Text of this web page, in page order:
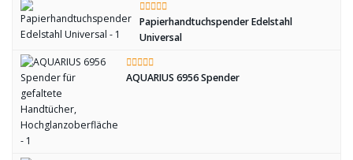
Papierhandtuchspender Edelstahl
Universal
AQUARIUS 6956 Spender